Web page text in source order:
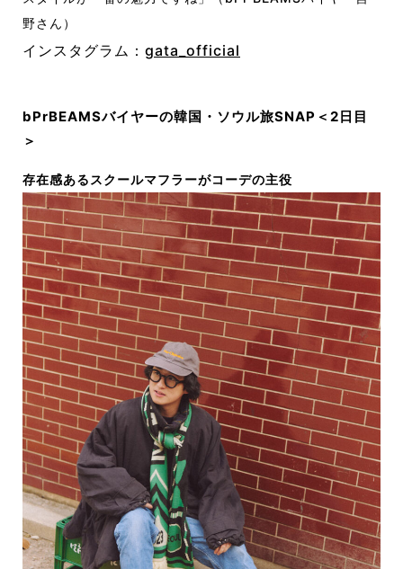
野さん）
インスタグラム： gata_official
bPrBEAMSバイヤーの韓国・ソウル旅SNAP＜2日目
＞
存在感あるスクールマフラーがコーデの主役